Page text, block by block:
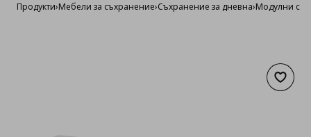
Продукти›Мебели за съхранение›Съхранение за дневна›Модулни